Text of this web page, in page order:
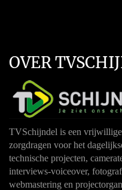
OVER
TVSchijndel is een
zorgdragen voor het
technische projecten,
interviews-voiceover,
webmastering en